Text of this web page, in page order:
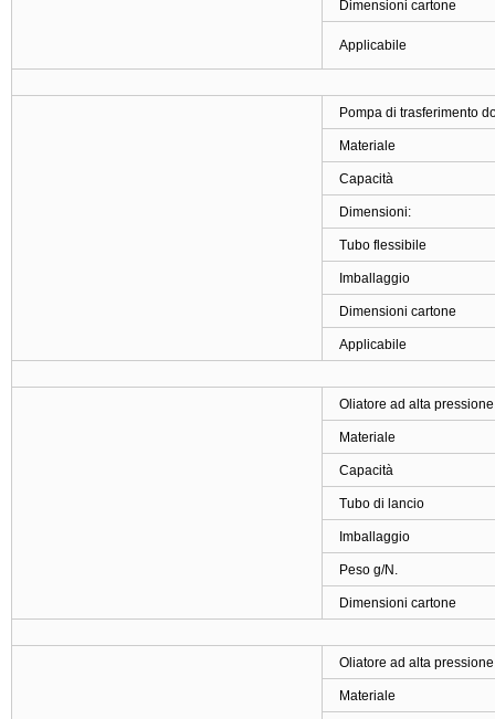
Dimensioni cartone
Applicabile
Pompa di trasferimento
Materiale
Capacità
Dimensioni:
Tubo flessibile
Imballaggio
Dimensioni cartone
Applicabile
Oliatore ad alta
Materiale
Capacità
Tubo di lancio
Imballaggio
Peso g/N.
Dimensioni cartone
Oliatore ad alta
Materiale